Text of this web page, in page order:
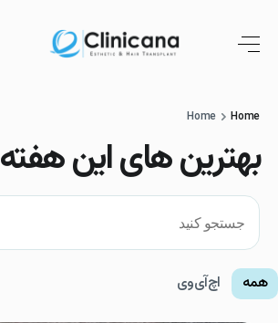
Home
Home
بهترین های این هفته
همه اچ‌آی‌وی